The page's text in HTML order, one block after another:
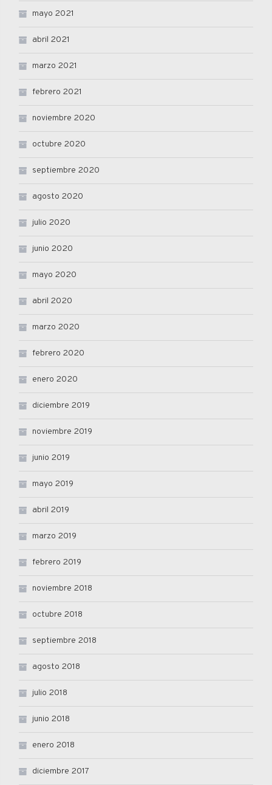
mayo 2021
abril 2021
marzo 2021
febrero 2021
noviembre 2020
octubre 2020
septiembre 2020
agosto 2020
julio 2020
junio 2020
mayo 2020
abril 2020
marzo 2020
febrero 2020
enero 2020
diciembre 2019
noviembre 2019
junio 2019
mayo 2019
abril 2019
marzo 2019
febrero 2019
noviembre 2018
octubre 2018
septiembre 2018
agosto 2018
julio 2018
junio 2018
enero 2018
diciembre 2017